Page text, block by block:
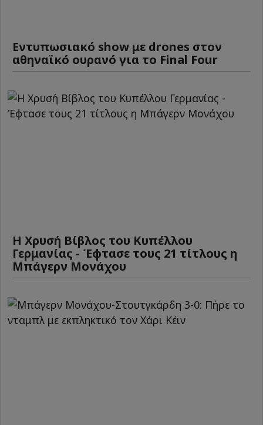
Εντυπωσιακό show με drones στον
αθηναϊκό ουρανό για το Final Four
Η Χρυσή Βίβλος του Κυπέλλου
Γερμανίας - Έφτασε τους 21 τίτλους η
Μπάγερν Μονάχου